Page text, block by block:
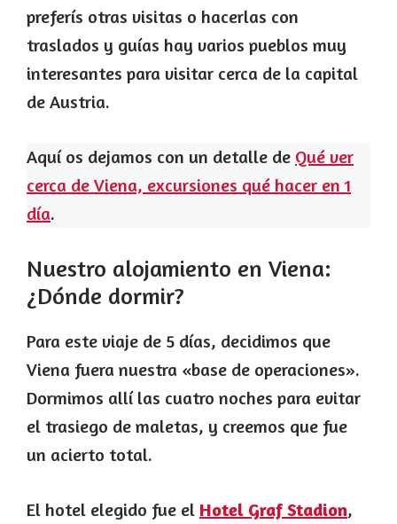
preferís otras visitas o hacerlas con
traslados y guías hay varios pueblos muy
interesantes para visitar cerca de la capital
de Austria.
Aquí os dejamos con un detalle de Qué ver
cerca de Viena, excursiones qué hacer en 1
día.
Nuestro alojamiento en Viena:
¿Dónde dormir?
Para este viaje de 5 días, decidimos que
Viena fuera nuestra «base de operaciones».
Dormimos allí las cuatro noches para evitar
el trasiego de maletas, y creemos que fue
un acierto total.
El hotel elegido fue el Hotel Graf Stadion,